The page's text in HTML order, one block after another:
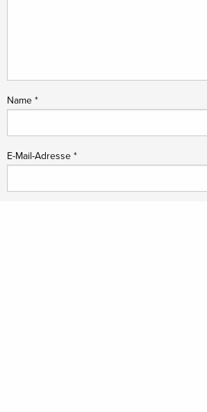
Name *
E-Mail-Adresse *